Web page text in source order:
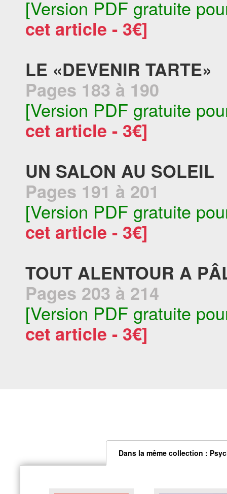
[Version PDF gratuite
cet article - 3€]
LE «DEVENIR TARTE»
Pages 183 à 190
[Version PDF gratuite
cet article - 3€]
UN SALON AU SOLEIL
Pages 191 à 201
[Version PDF gratuite
cet article - 3€]
TOUT ALENTOUR A
Pages 203 à 214
[Version PDF gratuite
cet article - 3€]
Dans la même collection :